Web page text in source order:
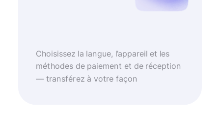
Choisissez la langue, l’appareil et les
méthodes de paiement et de réception
— transférez à votre façon